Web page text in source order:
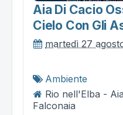
Aia Di Cacio
Cielo Con Gli
martedì 27
Ambiente
Rio nell'Elba -
Falconaia